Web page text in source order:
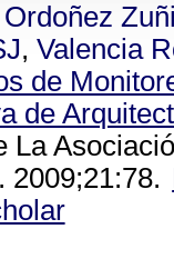
Ordoñez
, Valencia
de
de
La
2009;21:78.